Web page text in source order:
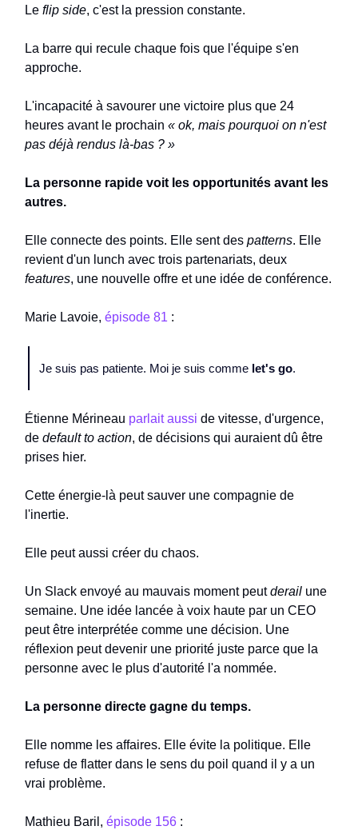
Le flip side, c'est la pression constante.
La barre qui recule chaque fois que l'équipe s'en
approche.
L'incapacité à savourer une victoire plus que 24
heures avant le prochain « ok, mais pourquoi on n'est
pas déjà rendus là-bas ? »
La personne rapide voit les opportunités avant les
autres.
Elle connecte des points. Elle sent des patterns. Elle
revient d'un lunch avec trois partenariats, deux
features, une nouvelle offre et une idée de conférence.
Marie Lavoie, épisode 81 :
Je suis pas patiente. Moi je suis comme let's go.
Étienne Mérineau parlait aussi de vitesse, d'urgence,
de default to action, de décisions qui auraient dû être
prises hier.
Cette énergie-là peut sauver une compagnie de
l'inertie.
Elle peut aussi créer du chaos.
Un Slack envoyé au mauvais moment peutderail une
semaine. Une idée lancée à voix haute par un CEO
peut être interprétée comme une décision. Une
réflexion peut devenir une priorité juste parce que la
personne avec le plus d'autorité l'a nommée.
La personne directe gagne du temps.
Elle nomme les affaires. Elle évite la politique. Elle
refuse de flatter dans le sens du poil quand il y a un
vrai problème.
Mathieu Baril, épisode 156 :